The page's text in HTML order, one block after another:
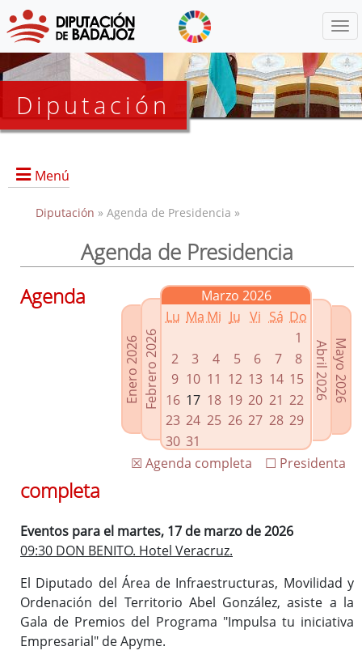
Diputación
Menú
Presidencia
Grupos Políticos
Enlaces relacionados
Agenda de Presidencia
Plenos provinciales y Juntas de gobierno
Oficina de Proyectos Europeos
Diputación » Agenda de Presidencia »
Agenda de Presidencia
Enero 2026Febrero 2026
Marzo 2026
Lu Ma Mi Ju Vi Sá Do
1
2
3 4 5 6 7
8
9 10 11 12 13 14 15
16 17 18 19 20 21 22
23 24 25 26 27 28 29
30 31
Mayo 2026
Abril 2026
☐ Presidenta
☒ Agenda completa
Agenda
completa
Eventos para el martes, 17 de marzo de 2026
09:30 DON BENITO. Hotel Veracruz.
El Diputado del Área de Infraestructuras, Movilidad y
Ordenación del Territorio Abel González, asiste a la
Gala de Premios del Programa "Impulsa tu iniciativa
Empresarial" de Apyme.